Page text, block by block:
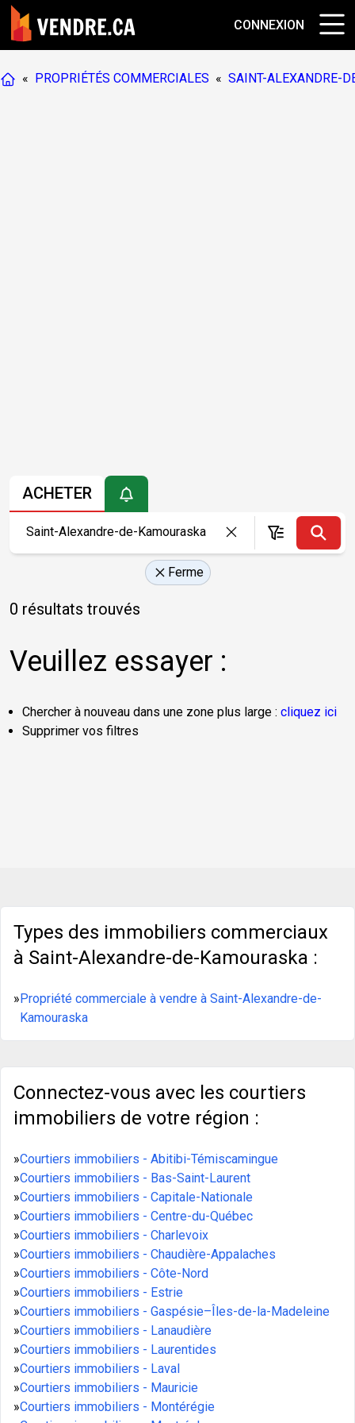
CONNEXION
« PROPRIÉTÉS COMMERCIALES « SAINT-ALEXANDRE-
ACHETER
Ferme
0 résultats trouvés
Veuillez essayer :
Chercher à nouveau dans une zone plus large : cliquez ici
Supprimer vos filtres
Types des immobiliers commerciaux
à Saint-Alexandre-de-Kamouraska :
»Propriété commerciale à vendre à Saint-Alexandre-de-
Kamouraska
Connectez-vous avec les courtiers
immobiliers de votre région :
»Courtiers immobiliers - Abitibi-Témiscamingue
»Courtiers immobiliers - Bas-Saint-Laurent
»Courtiers immobiliers - Capitale-Nationale
»Courtiers immobiliers - Centre-du-Québec
»Courtiers immobiliers - Charlevoix
»Courtiers immobiliers - Chaudière-Appalaches
»Courtiers immobiliers - Côte-Nord
»Courtiers immobiliers - Estrie
»Courtiers immobiliers - Gaspésie–Îles-de-la-Madeleine
»Courtiers immobiliers - Lanaudière
»Courtiers immobiliers - Laurentides
»Courtiers immobiliers - Laval
»Courtiers immobiliers - Mauricie
»Courtiers immobiliers - Montérégie